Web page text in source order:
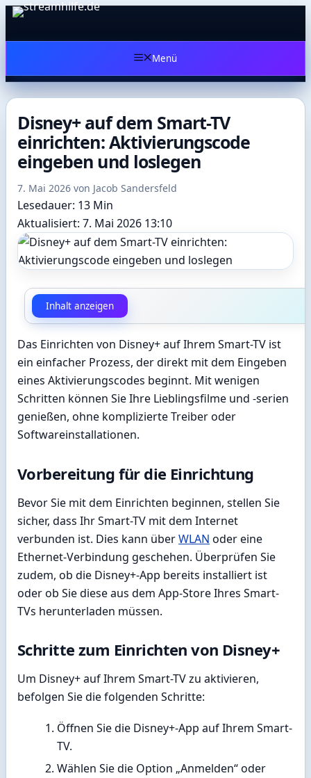
Zum
Menü
Disney+ auf dem Smart-TV
einrichten: Aktivierungscode
eingeben und loslegen
7. Mai 2026 von Jacob Sandersfeld
Lesedauer: 13 Min
Aktualisiert: 7. Mai 2026 13:10
Inhalt anzeigen
Das Einrichten von Disney+ auf Ihrem Smart-TV ist
ein einfacher Prozess, der direkt mit dem Eingeben
eines Aktivierungscodes beginnt. Mit wenigen
Schritten können Sie Ihre Lieblingsfilme und -serien
genießen, ohne komplizierte Treiber oder
Softwareinstallationen.
Vorbereitung für die Einrichtung
Bevor Sie mit dem Einrichten beginnen, stellen Sie
sicher, dass Ihr Smart-TV mit dem Internet
verbunden ist. Dies kann überWLAN oder eine
Ethernet-Verbindung geschehen. Überprüfen Sie
zudem, ob die Disney+-App bereits installiert ist
oder ob Sie diese aus dem App-Store Ihres Smart-
TVs herunterladen müssen.
Schritte zum Einrichten von Disney+
Um Disney+ auf Ihrem Smart-TV zu aktivieren,
befolgen Sie die folgenden Schritte:
Öffnen Sie die Disney+-App auf Ihrem Smart-
TV.
Wählen Sie die Option „Anmelden“ oder